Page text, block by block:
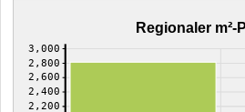
Regionaler m²-
2,200
2,400
2,600
2,800
3,000